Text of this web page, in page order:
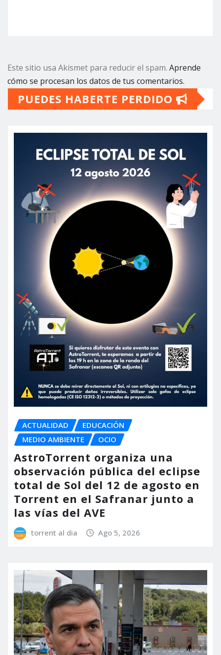
Este sitio usa Akismet para reducir el spam. Aprende
cómo se procesan los datos de tus comentarios.
PUEDES HABERTE PERDIDO
ACTUALIDAD
EDUCACIÓN
MEDIO AMBIENTE
OCIO
AstroTorrent organiza una
observación pública del eclipse
total de Sol del 12 de agosto en
Torrent en el Safranar junto a
las vías del AVE
torrent al dia Ago 5, 2026